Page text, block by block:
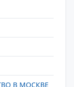
В МОСКВЕ